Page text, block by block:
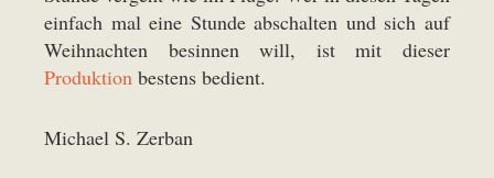
einfach mal eine Stunde abschalten und sich auf
Weihnachten besinnen will, ist mit dieser
Produktion bestens bedient.
Michael S. Zerban